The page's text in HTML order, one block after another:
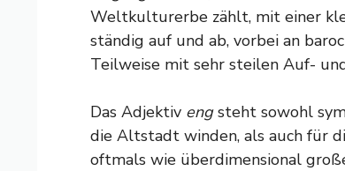
Weltkulturerbe zählt, mit einer
ständig auf und ab, vorbei an
Teilweise mit sehr steilen Auf-
Das Adjektiv engsteht sowohl
die Altstadt winden, als auch für
oftmals wie überdimensional